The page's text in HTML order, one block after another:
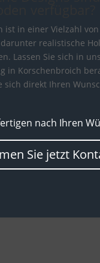
ist in einer Vielzahl von
realistische
Lassen Sie sich in
in Korschenbroich
sich direkt Ihren
nach Ihren
Sie jetzt